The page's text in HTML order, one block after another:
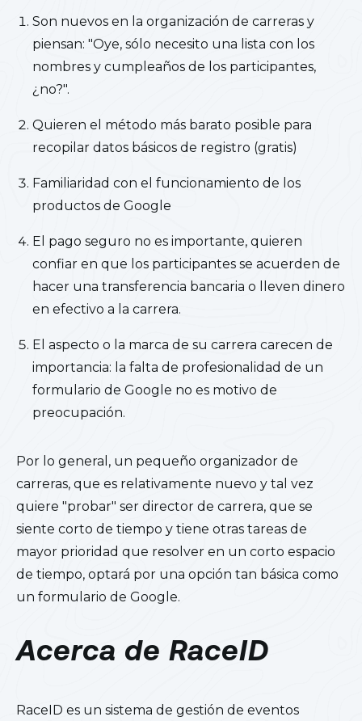
Son nuevos en la organización de carreras y
piensan: "Oye, sólo necesito una lista con los
nombres y cumpleaños de los participantes,
¿no?".
Quieren el método más barato posible para
recopilar datos básicos de registro (gratis)
Familiaridad con el funcionamiento de los
productos de Google
El pago seguro no es importante, quieren
confiar en que los participantes se acuerden de
hacer una transferencia bancaria o lleven dinero
en efectivo a la carrera.
El aspecto o la marca de su carrera carecen de
importancia: la falta de profesionalidad de un
formulario de Google no es motivo de
preocupación.
Por lo general, un pequeño organizador de
carreras, que es relativamente nuevo y tal vez
quiere "probar" ser director de carrera, que se
siente corto de tiempo y tiene otras tareas de
mayor prioridad que resolver en un corto espacio
de tiempo, optará por una opción tan básica como
un formulario de Google.
Acerca de RaceID
RaceID es un sistema de gestión de eventos